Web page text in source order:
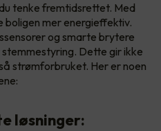
tenke fremtidsrettet. Med
boligen mer energieffektiv.
og smarte brytere
Dette gir ikke
strømforbruket. Her er noen
løsninger: